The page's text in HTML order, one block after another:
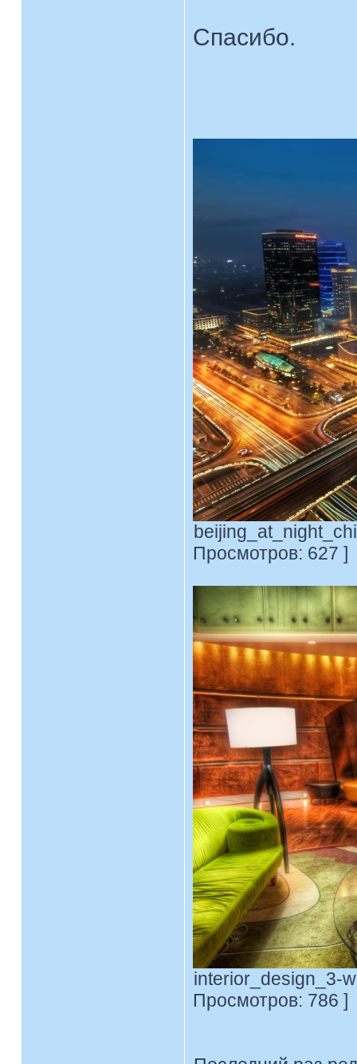
Спасибо.
Просмотров: 627 ]
interior_design_3-
Просмотров: 786 ]